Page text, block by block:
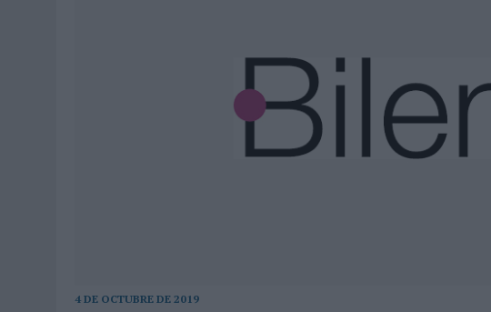
BABARIA Y MAXIBON SON ‘EL MATCH PERFECTO DEL VERANO’
AUDIBLE REIVINDICA EL PODER TRANSFORMADOR DEL AUDIO EN SU
‘VUELVE EL FÚTBOL. VUELVE A SOÑAR’, DE VML PARA MOVISTAR
MOVISTAR APELA A LA ILUSIÓN DE LAS AFICIONES PARA EL REGRESO DEL
31/07/2026 | ‘FROZEN DUNKIN’ X CALIPPO®’, AUTOPRODUCCIÓN DE DUNKIN’
4 DE OCTUBRE DE 2019